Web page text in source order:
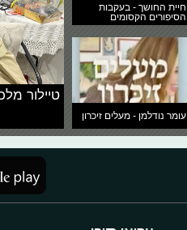
חיית החושך - בעקבות
הסיפורים הקסומים
עומר נודלמן - מעלים זיכרון
טיילור